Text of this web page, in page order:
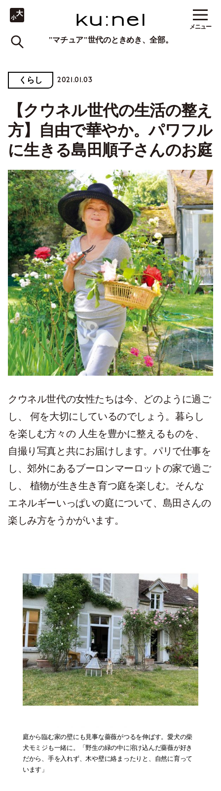
"マチュア"世代のときめき、全部。
メニュー
くらし 2021.01.03
【クウネル世代の生活の整え
方】自由で華やか。パワフル
に生きる島田順子さんのお庭
クウネル世代の女性たちは今、どのように過ご
し、 何を大切にしているのでしょう。暮らし
を楽しむ方々の 人生を豊かに整えるものを、
自撮り写真と共にお届けします。パリで仕事を
し、郊外にあるブーロンマーロットの家で過ご
し、 植物が生き生き育つ庭を楽しむ。そんな
エネルギーいっぱいの庭について、島田さんの
楽しみ方をうかがいます。
庭から臨む家の壁にも見事な薔薇がつるを伸ばす。愛犬の柴
犬モミジも一緒に。「野生の緑の中に溶け込んだ薔薇が好き
だから、手を入れず、木や壁に絡まったりと、自然に育って
います」